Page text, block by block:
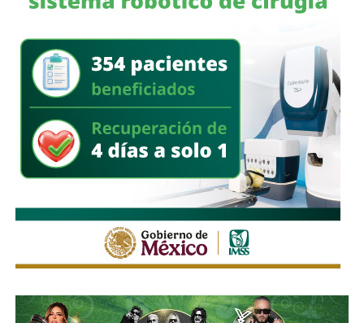
además de continuar con la limpieza de las zonas donde
El Gobierno Municipal reiteró que mantiene activos los
protocolos de atención durante la temporada de lluvias e
hizo un llamado a la población a evitar tirar basura en la vía
pública, ya que los desechos obstruyen la infraestructura
pluvial y favorecen los encharcamientos.
También lee:Domingo de Pilas lleva servicios de salud y
rehabilitación urbana a Villas del Sauzalito